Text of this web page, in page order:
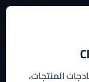
المنتجات،
المدارس